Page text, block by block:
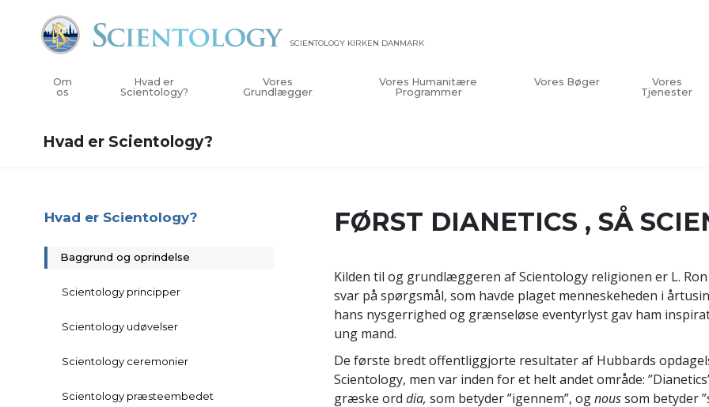
SCIENTOLOGY KIRKEN DANMARK
Om
os
Hvad er
Scientology?
Vores
Grundlægger
Vores Humanitære
Programmer
Vores Bøger
Vores
Tjenester
Hvad er Scientology?
FØRST DIANETICS , SÅ
Kilden til og grundlæggeren af Scientology religionen er L.
svar på spørgsmål, som havde plaget menneskeheden i
hans nysgerrighed og grænseløse eventyrlyst gav ham
ung mand.
De første bredt offentliggjorte resultater af Hubbards
Scientology, men var inden for et helt andet område:
græske orddia, som betyder ”igennem”, ognoussom betyder
Hvad er Scientology?
Baggrund og oprindelse
Scientology principper
Scientology udøvelser
Scientology ceremonier
Scientology præsteembedet